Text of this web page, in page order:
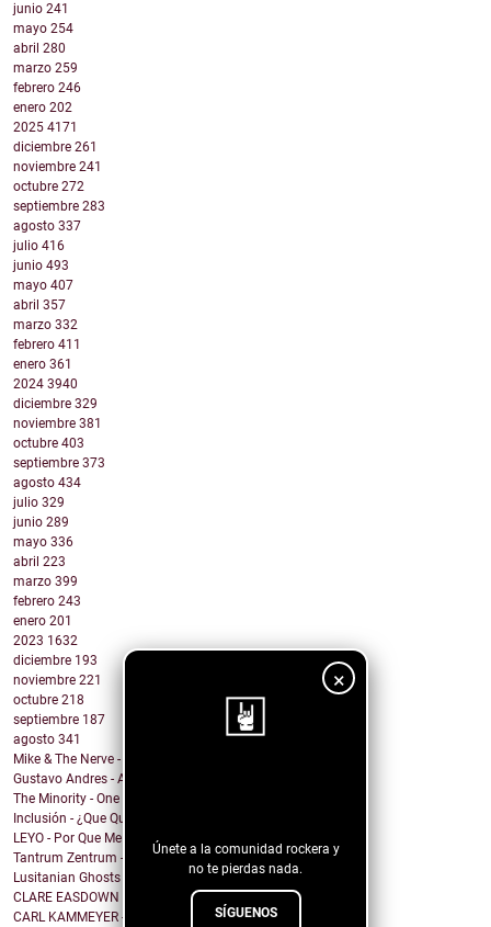
×
Únete a la comunidad rockera y
no te pierdas nada.
SÍGUENOS
junio 241
mayo 254
abril 280
marzo 259
febrero 246
enero 202
2025 4171
diciembre 261
noviembre 241
octubre 272
septiembre 283
agosto 337
julio 416
junio 493
mayo 407
abril 357
marzo 332
febrero 411
enero 361
2024 3940
diciembre 329
noviembre 381
octubre 403
septiembre 373
agosto 434
julio 329
junio 289
mayo 336
abril 223
marzo 399
febrero 243
enero 201
2023 1632
diciembre 193
noviembre 221
octubre 218
septiembre 187
agosto 341
Mike & The Nerve - Fool's Gold, False Idols
Gustavo Andres - AiRA
The Minority - One Of A Kind
Inclusión - ¿Que Quieres de Mí?
LEYO - Por Que Me Haces Llorar
Tantrum Zentrum - Don't Be A Fascist
Lusitanian Ghosts - September
CLARE EASDOWN - I Break
CARL KAMMEYER - One